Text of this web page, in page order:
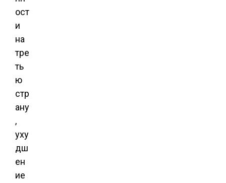
ост
и
на
тре
ть
ю
стр
ану
,
уху
дш
ен
ие